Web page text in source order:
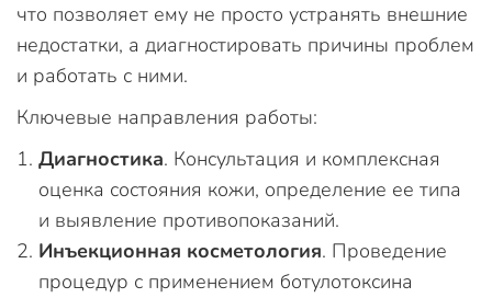
что позволяет ему не просто устранять внешние
недостатки, а диагностировать причины проблем
и работать с ними.
Ключевые направления работы:
Диагностика. Консультация и комплексная
оценка состояния кожи, определение ее типа
и выявление противопоказаний.
Инъекционная косметология. Проведение
процедур с применением ботулотоксина